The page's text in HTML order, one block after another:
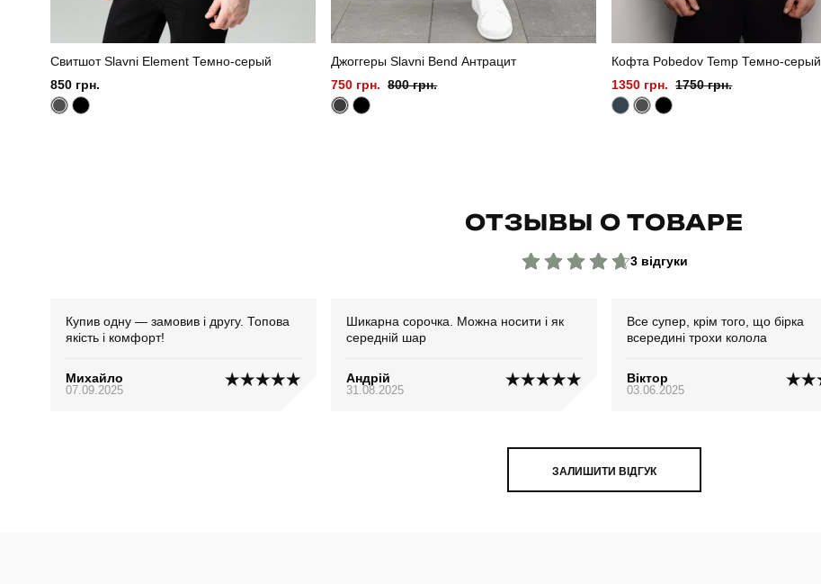
Свитшот Slavni Element Темно-серый
850 грн.
Джоггеры Slavni Bend Антрацит
750 грн. 800 грн.
Кофта Pobedov Temp Темно-серый
1350 грн. 1750 грн.
ОТЗЫВЫ О ТОВАРЕ
3 відгуки
Купив одну — замовив і другу. Топова
якість і комфорт!
Михайло
07.09.2025
Шикарна сорочка. Можна носити і як
середній шар
Андрій
31.08.2025
Все супер, крім того, що бірка
всередині трохи колола
Віктор
03.06.2025
ЗАЛИШИТИ ВІДГУК